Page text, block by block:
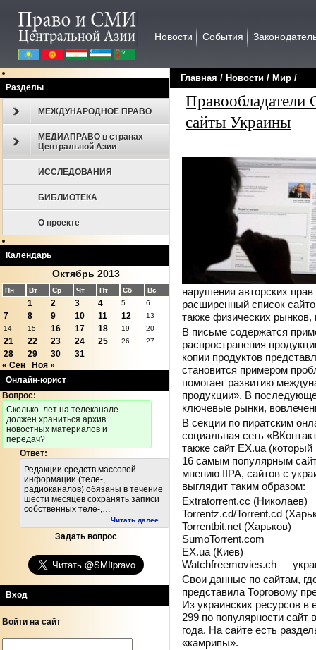
Новости События
Разделы
МЕЖДУНАРОДНОЕ ПРАВО
МЕДИАПРАВО в странах
Центральной Азии
ИССЛЕДОВАНИЯ
БИБЛИОТЕКА
О проекте
Календарь
Октябрь 2013
Пн Вт Ср Чт Пт Сб Вс
1 2 3 4 5 6
7 8 9 10 11 12
13
14
15 16 17 18 19 20
21 22 23 24 25 26 27
28 29 30
31
« Сен
Ноя »
Онлайн-юрист
Вопрос:
Cколько лет на телеканале
должен храниться архив
новостных материалов и
передач?
Ответ:
Редакции средств массовой
информации (теле-,
радиоканалов) обязаны в течение
шести месяцев сохранять записи
собственных теле-,…
Читать далее
Задать вопрос
Вход
Войти на сайт
Главная / Новости / Мир /
сайты Украины
нарушения авторских
расширенный список
также физических рынков,
В письме содержатся
распространения
копии продуктов
становится примером
помогает развитию
продукции». В
ключевые рынки,
В секции по пиратским
социальная сеть
также сайт EX.ua
16 самым популярным
мнению IIPA, сайтов с
выглядит таким образом:
Extratorrent.cc (Николаев)
Torrentz.cd/Torrent.cd
Torrentbit.net (Харьков)
SumoTorrent.com
EX.ua (Киев)
Watchfreemovies.ch —
Свои данные по сайтам,
представила Торговому
Из украинских ресурсов в
299 по популярности сайт
года. На сайте есть
«камрипы».